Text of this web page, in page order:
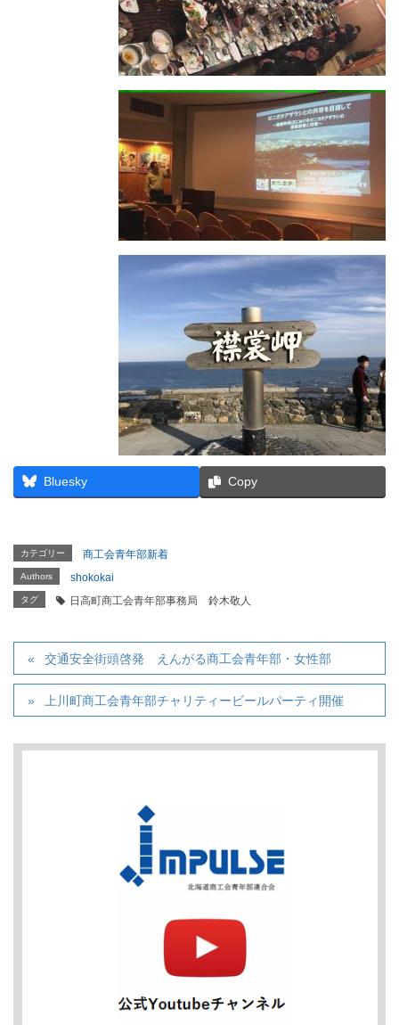
Bluesky Copy
カテゴリー 商工会青年部新着
Authors shokokai
タグ 日高町商工会青年部事務局 鈴木敬人
交通安全街頭啓発 えんがる商工会青年部・女性部
上川町商工会青年部チャリティービールパーティ開催